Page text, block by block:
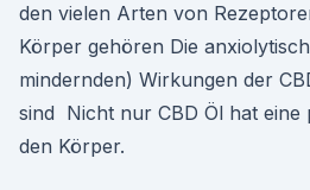
den vielen Arten von
Körper gehören Die
mindernden) Wirkungen der
sind Nicht nur CBD Öl hat eine
den Körper.